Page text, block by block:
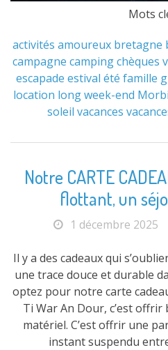
Mots
activités amoureux bretagne
campagne campingchèques
escapade estival été famille
location long week-end
soleil vacances
Notre CARTE
flottant, un
1 décembre 2025
Il y a des cadeaux qui
une trace douce et durable
optez pour notre carte
Ti War An Dour, c’est
matériel. C’est offrir une
instant suspendu